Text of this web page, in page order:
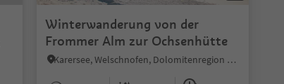
Winterwanderung von der
Frommer Alm zur Ochsenhütte
Karersee, Welschnofen, Dolomitenregion Eggental